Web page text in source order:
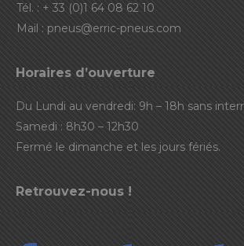
Tél. : + 33 (0)1 64 08 62 10
Mail : pneus@erric-pneus.com
Horaires d’ouverture
Du Lundi au vendredi: 9h – 18h sans
Samedi : 8h30 – 12h30
Fermé le dimanche et les jours fériés.
Retrouvez-nous !